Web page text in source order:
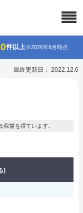
件以上※2026年8月時点
最終更新日： 2022.12.6
益を得ています。
]